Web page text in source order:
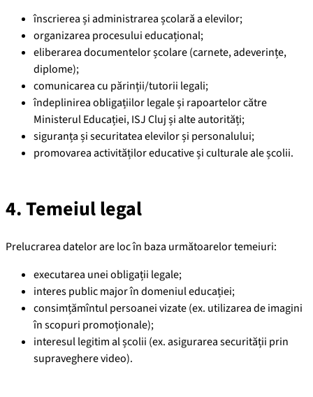
înscrierea și administrarea școlară a elevilor;
organizarea procesului educațional;
eliberarea documentelor școlare (carnete, adeverințe,
diplome);
comunicarea cu părinții/tutorii legali;
îndeplinirea obligațiilor legale și rapoartelor către
Ministerul Educației, ISJ Cluj și alte autorități;
siguranța și securitatea elevilor și personalului;
promovarea activităților educative și culturale ale școlii.
4. Temeiul legal
Prelucrarea datelor are loc în baza următoarelor temeiuri:
executarea unei obligații legale;
interes public major în domeniul educației;
consimțămîntul persoanei vizate (ex. utilizarea de imagini
în scopuri promoționale);
interesul legitim al școlii (ex. asigurarea securității prin
supraveghere video).